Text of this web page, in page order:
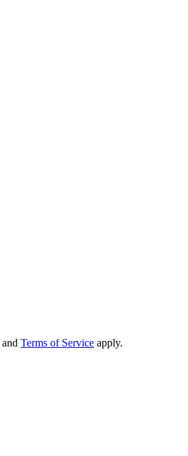
and Terms of Service apply.